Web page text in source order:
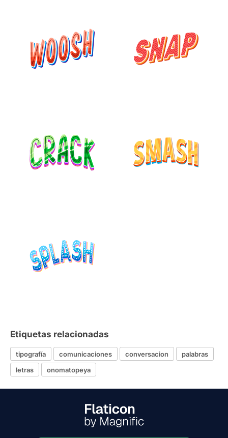
Etiquetas relacionadas
tipografía comunicaciones conversacion
palabras
letras
onomatopeya